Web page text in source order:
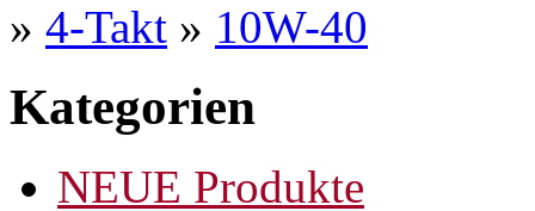
» 4-Takt » 10W-40
Kategorien
NEUE Produkte